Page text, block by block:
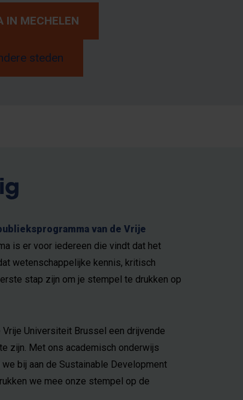
IN MECHELEN
steden
van de Vrije
is er voor iedereen die vindt dat het
wetenschappelijke kennis, kritisch
stap zijn om je stempel te drukken op
Universiteit Brussel een drijvende
zijn. Met ons academisch onderwijs
bij aan de Sustainable Development
we mee onze stempel op de